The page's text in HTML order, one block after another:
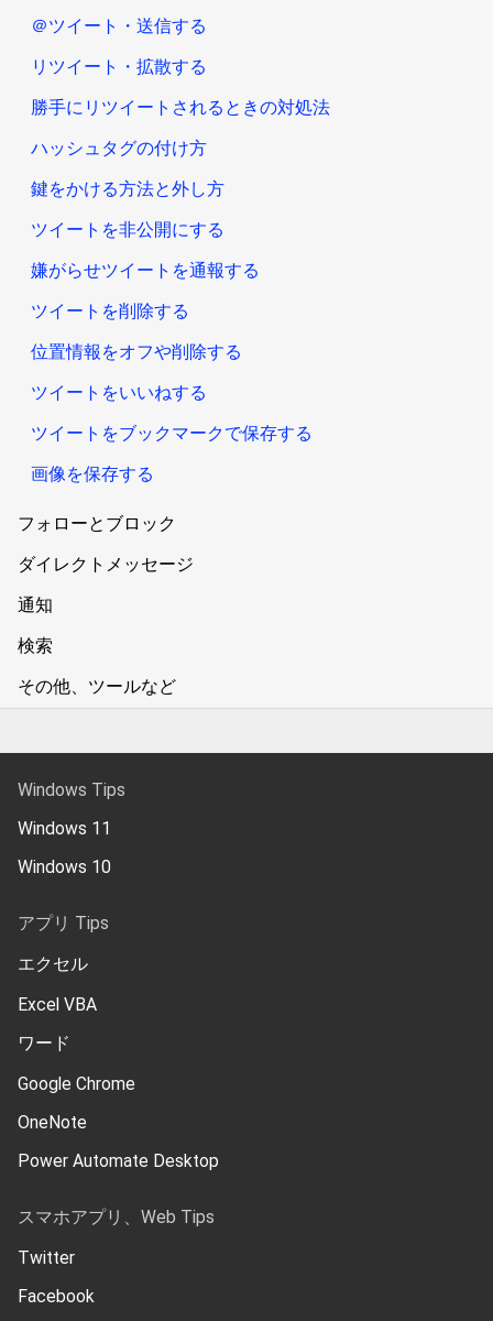
＠ツイート・送信する
リツイート・拡散する
勝手にリツイートされるときの対処法
ハッシュタグの付け方
鍵をかける方法と外し方
ツイートを非公開にする
嫌がらせツイートを通報する
ツイートを削除する
位置情報をオフや削除する
ツイートをいいねする
ツイートをブックマークで保存する
画像を保存する
フォローとブロック
ダイレクトメッセージ
通知
検索
その他、ツールなど
Windows Tips
Windows 11
Windows 10
アプリ Tips
エクセル
Excel VBA
ワード
Google Chrome
OneNote
Power Automate Desktop
スマホアプリ、Web Tips
Twitter
Facebook